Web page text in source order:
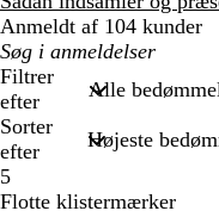
Anmeldt af 104 kunder
Min
søgetekst
Filtrer
efter
Sorter
efter
5
Flotte klistermærker